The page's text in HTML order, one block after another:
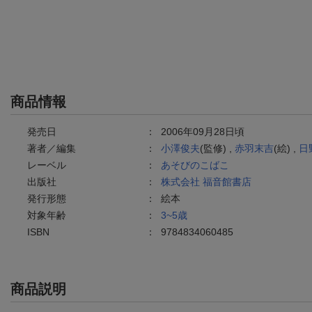
商品情報
発売日 ： 2006年09月28日頃
著者／編集
： 小澤俊夫(監修) , 赤羽末吉(絵) , 日
レーベル
： あそびのこばこ
出版社
： 株式会社 福音館書店
発行形態
： 絵本
対象年齢
： 3~5歳
ISBN
： 9784834060485
商品説明